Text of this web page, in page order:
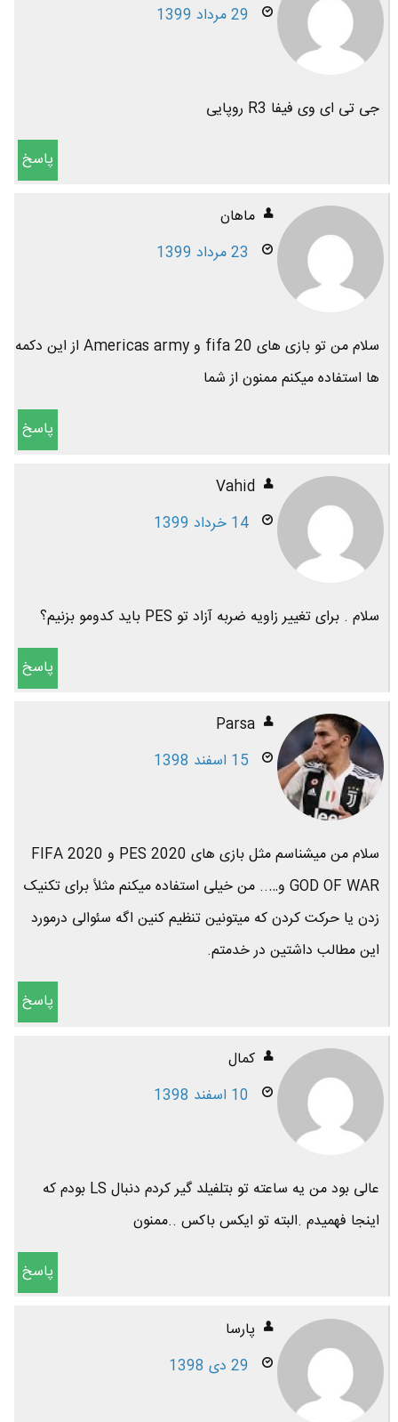
29 مرداد 1399
جی تی ای وی فیفا R3 روپایی
پاسخ
ماهان
23 مرداد 1399
سلام من تو بازی های fifa 20 و Americas army از این دکمه
ها استفاده میکنم ممنون از شما
پاسخ
Vahid
14 خرداد 1399
سلام . برای تغییر زاویه ضربه آزاد تو PES باید کدومو بزنیم؟
پاسخ
Parsa
15 اسفند 1398
سلام من میشناسم مثل بازی های PES 2020 و FIFA 2020
GOD OF WAR و….. من خیلی استفاده میکنم مثلاً برای تکنیک
زدن یا حرکت کردن که میتونین تنظیم کنین اگه سئوالی درمورد
این مطالب داشتین در خدمتم.
پاسخ
کمال
10 اسفند 1398
عالی بود من یه ساعته تو بتلفیلد گیر کردم دنبال LS بودم که
اینجا فهمیدم .البته تو ایکس باکس ..ممنون
پاسخ
پارسا
29 دی 1398